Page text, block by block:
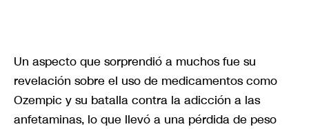
Un aspecto que sorprendió a muchos fue su
revelación sobre el uso de medicamentos como
Ozempic y su batalla contra la adicción a las
anfetaminas, lo que llevó a una pérdida de peso